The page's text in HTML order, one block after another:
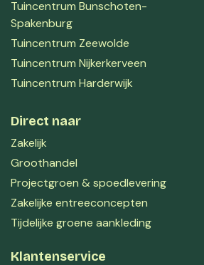
Tuincentrum Bunschoten-
Spakenburg
Tuincentrum Zeewolde
Tuincentrum Nijkerkerveen
Tuincentrum Harderwijk
Direct naar
Zakelijk
Groothandel
Projectgroen & spoedlevering
Zakelijke entreeconcepten
Tijdelijke groene aankleding
Klantenservice